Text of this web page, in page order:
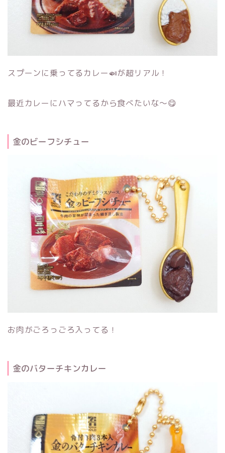
スプーンに乗ってるカレー🍛が超リアル！
最近カレーにハマってるから食べたいな～😋
金のビーフシチュー
お肉がごろっごろ入ってる！
金のバターチキンカレー